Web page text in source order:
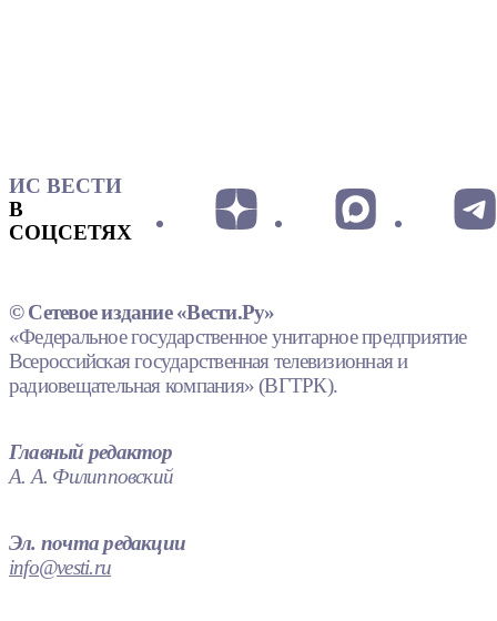
ИС ВЕСТИ
В
СОЦСЕТЯХ
© Сетевое издание «Вести.Ру»
«Федеральное государственное унитарное предприятие
Всероссийская государственная телевизионная и
радиовещательная компания» (ВГТРК).
Главный редактор
А. А. Филипповский
Эл. почта редакции
info@vesti.ru